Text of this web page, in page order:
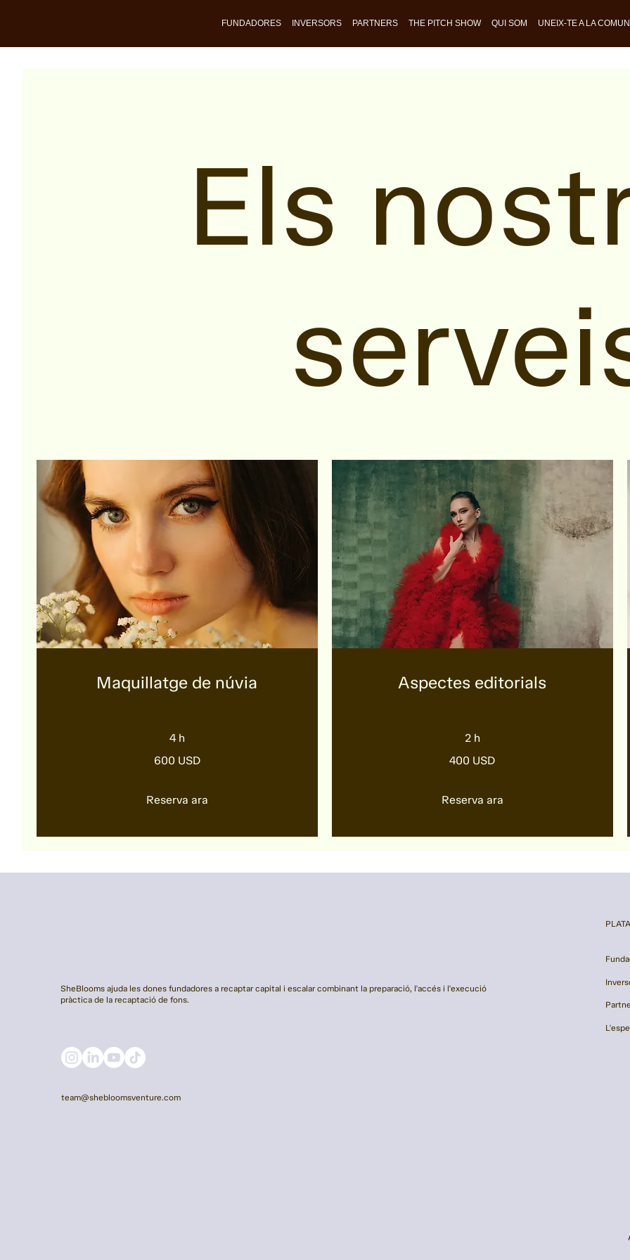
FUNDADORES INVERSORS PARTNERS THE PITCH SHOW QUI SOM UNEIX-TE A LA
Els
Maquillatge de núvia
4 h
600 USD
Reserva ara
Aspectes editorials
2 h
400 USD
Reserva ara
SheBlooms ajuda les dones fundadores a recaptar capital i escalar combinant la preparació, l'accés i l'execució
pràctica de la recaptació de fons.
team@shebloomsventure.com